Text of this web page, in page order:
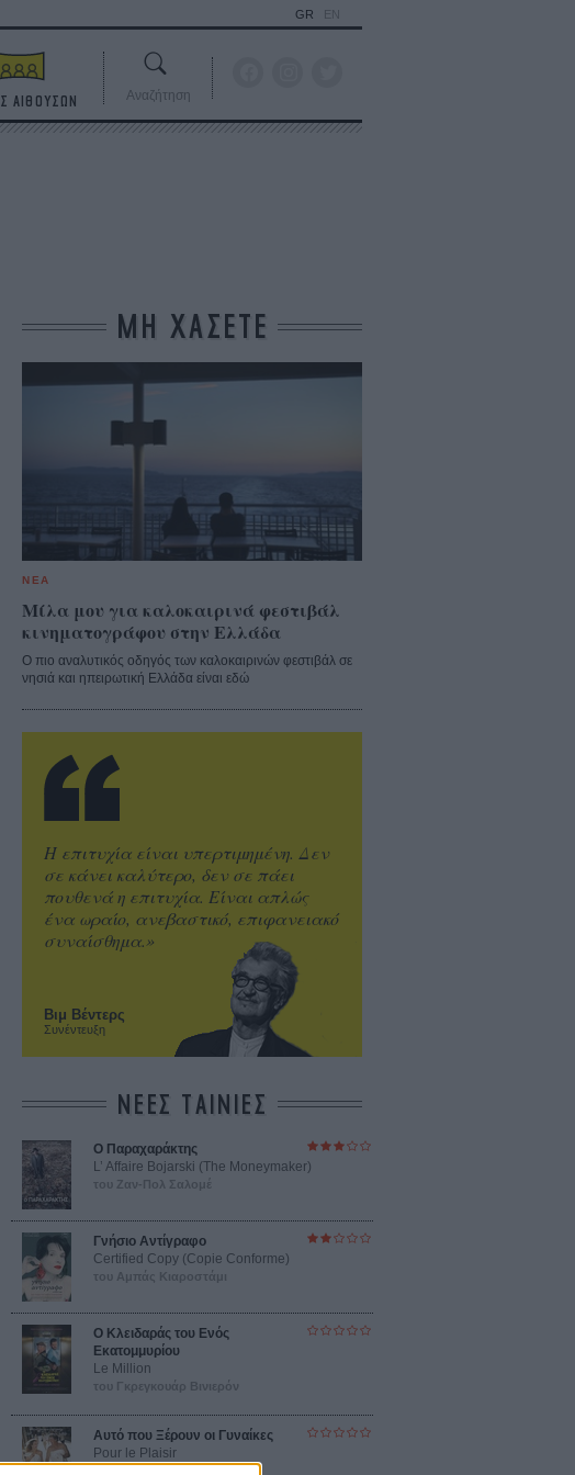
GR EN
ΑΙΘΟΥΣΩΝ Αναζήτηση
ΜΗ ΧΑΣΕΤΕ
ΝΕΑ
Μίλα μου για καλοκαιρινά φεστιβάλ
κινηματογράφου στην Ελλάδα
Ο πιο αναλυτικός οδηγός των καλοκαιρινών φεστιβάλ σε
νησιά και ηπειρωτική Ελλάδα είναι εδώ
Βιμ Βέντερς
Συνέντευξη
Η επιτυχία είναι υπερτιμημένη. Δεν
σε κάνει καλύτερο, δεν σε πάει
πουθενά η επιτυχία. Είναι απλώς
ένα ωραίο, ανεβαστικό, επιφανειακό
συναίσθημα.»
ΝΕΕΣ ΤΑΙΝΙΕΣ
Ο Παραχαράκτης
L’ Affaire Bojarski (The Moneymaker)
του Ζαν-Πολ Σαλομέ
Γνήσιο Αντίγραφο
Certified Copy (Copie Conforme)
του Αμπάς Κιαροστάμι
Ο Κλειδαράς του Ενός
Εκατομμυρίου
Le Million
του Γκρεγκουάρ Βινιερόν
Αυτό που Ξέρουν οι Γυναίκες
Pour le Plaisir